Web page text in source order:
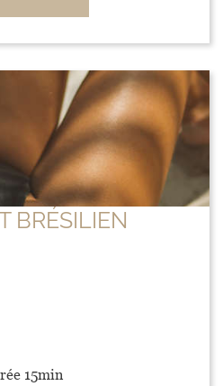
BRÉSILIEN
15min